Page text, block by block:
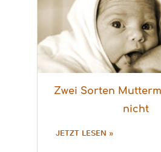
Zwei Sorten
nicht
JETZT LESEN »